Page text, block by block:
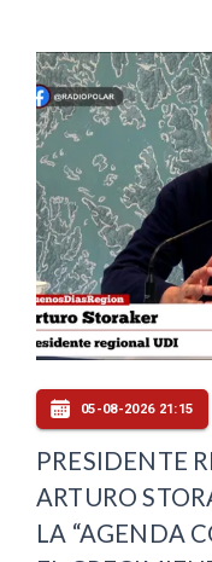
05-08-2026 21:15
PRESIDENTE
ARTURO
LA “AGENDA